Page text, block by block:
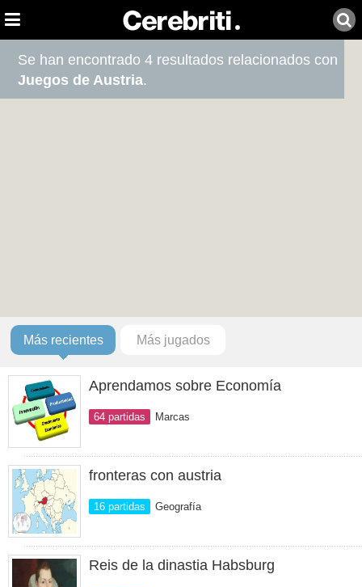
Se han encontrado 4 resultados relacionados con
Juegos de Austria.
Más recientes Más jugados
Aprendamos sobre Economía
64 partidas Marcas
fronteras con austria
16 partidas Geografía
Reis de la dinastia Habsburg